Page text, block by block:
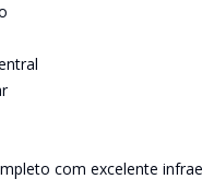
com excelente